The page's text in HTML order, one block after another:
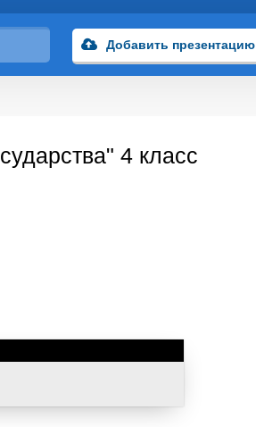
Добавить презентацию
4 класс